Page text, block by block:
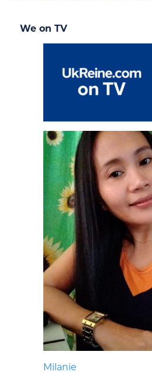
We on TV
Milanie